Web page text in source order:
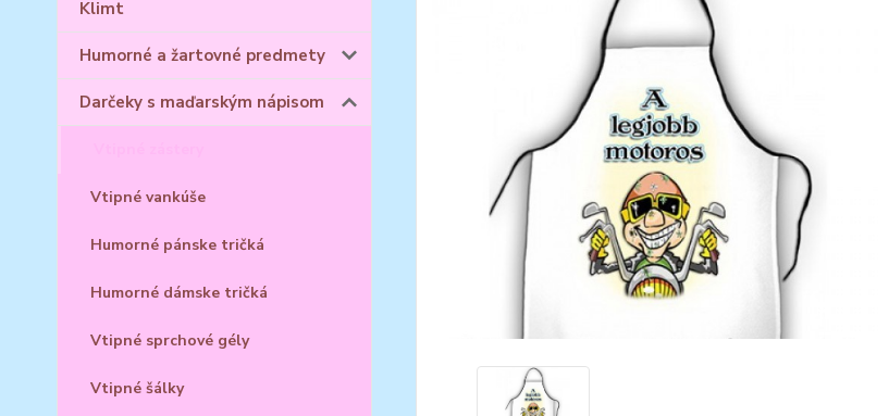
Klimt
Humorné a žartovné predmety
Darčeky s maďarským nápisom
Vtipné vankúše
Humorné pánske tričká
Humorné dámske tričká
Vtipné sprchové gély
Vtipné šálky